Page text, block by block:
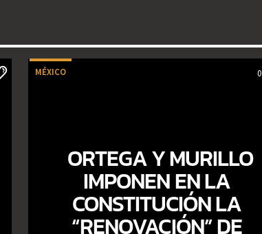
MÉXICO 0
ORTEGA Y MURILLO
IMPONEN EN LA
CONSTITUCIÓN LA
“RENOVACIÓN” DE